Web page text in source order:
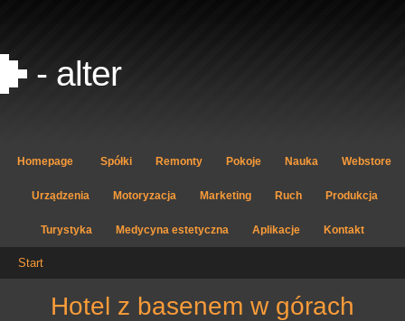
- alter
Homepage Spółki Remonty Pokoje Nauka Webstore
Urządzenia Motoryzacja Marketing Ruch Produkcja
Turystyka Medycyna estetyczna Aplikacje Kontakt
Start
hotel z basenem w górach